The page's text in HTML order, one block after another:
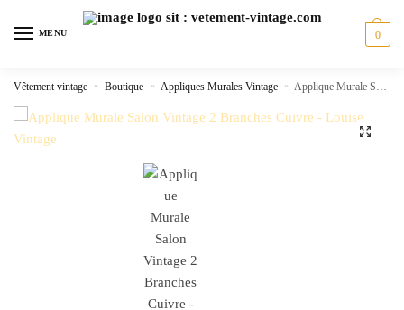
MENU 0
Vêtement vintage » Boutique » Appliques Murales Vintage » Applique Murale Salon Vintage 2 Branches Cuivre
🔍